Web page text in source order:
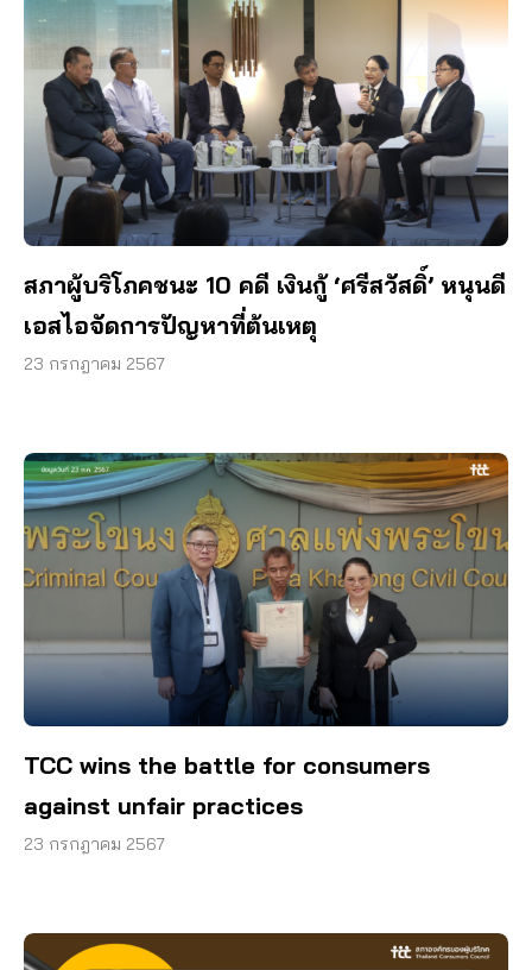
สภาผู้บริโภคชนะ 10 คดี เงินกู้ ‘ศรีสวัสดิ์’ หนุนดี
เอสไอจัดการปัญหาที่ต้นเหตุ
23 กรกฎาคม 2567
TCC wins the battle for consumers
against unfair practices
23 กรกฎาคม 2567